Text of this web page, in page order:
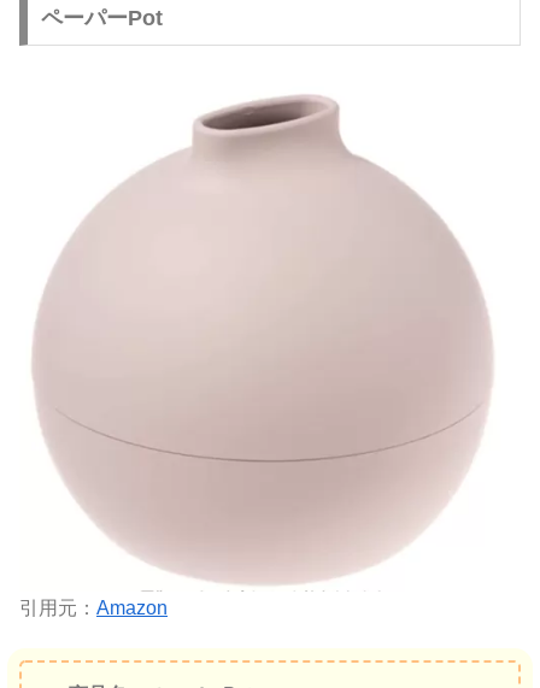
ペーパーPot
引用元： Amazon